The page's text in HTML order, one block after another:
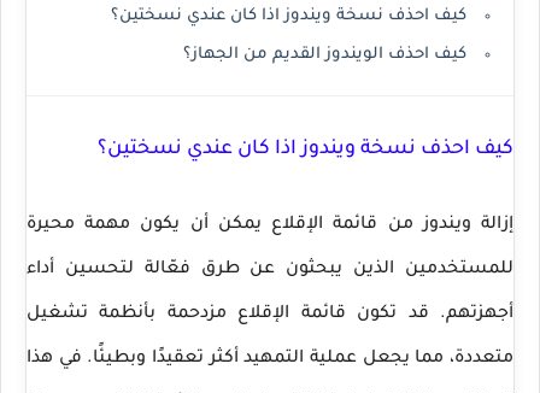
كيف احذف نسخة ويندوز اذا كان عندي نسختين؟
كيف احذف الويندوز القديم من الجهاز؟
كيف احذف نسخة ويندوز اذا كان عندي نسختين؟
إزالة ويندوز من قائمة الإقلاع يمكن أن يكون مهمة محيرة
للمستخدمين الذين يبحثون عن طرق فعّالة لتحسين أداء
أجهزتهم. قد تكون قائمة الإقلاع مزدحمة بأنظمة تشغيل
متعددة، مما يجعل عملية التمهيد أكثر تعقيدًا وبطيئًا. في هذا